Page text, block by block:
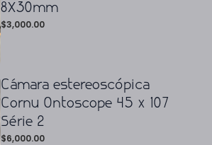
8X30mm
$3,000.00
Cámara estereoscópica
Cornu Ontoscope 45 x 107
Série 2
$6,000.00